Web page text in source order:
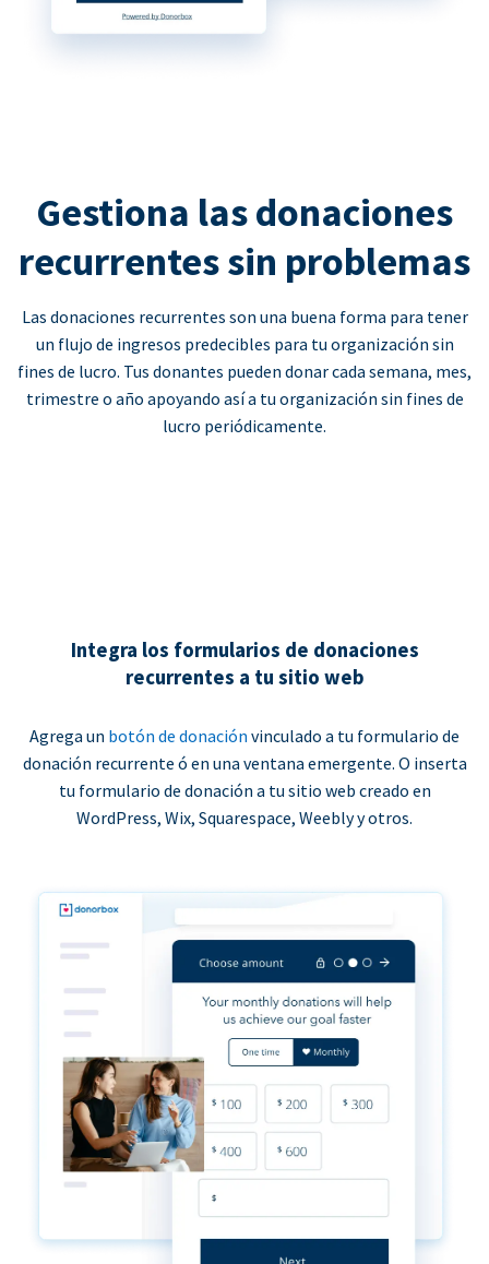
Gestiona las donaciones
recurrentes sin problemas
Las donaciones recurrentes son una buena forma para tener
un flujo de ingresos predecibles para tu organización sin
fines de lucro. Tus donantes pueden donar cada semana, mes,
trimestre o año apoyando así a tu organización sin fines de
lucro periódicamente.
Integra los formularios de donaciones
recurrentes a tu sitio web
Agrega un botón de donación vinculado a tu formulario de
donación recurrente ó en una ventana emergente. O inserta
tu formulario de donación a tu sitio web creado en
WordPress, Wix, Squarespace, Weebly y otros.